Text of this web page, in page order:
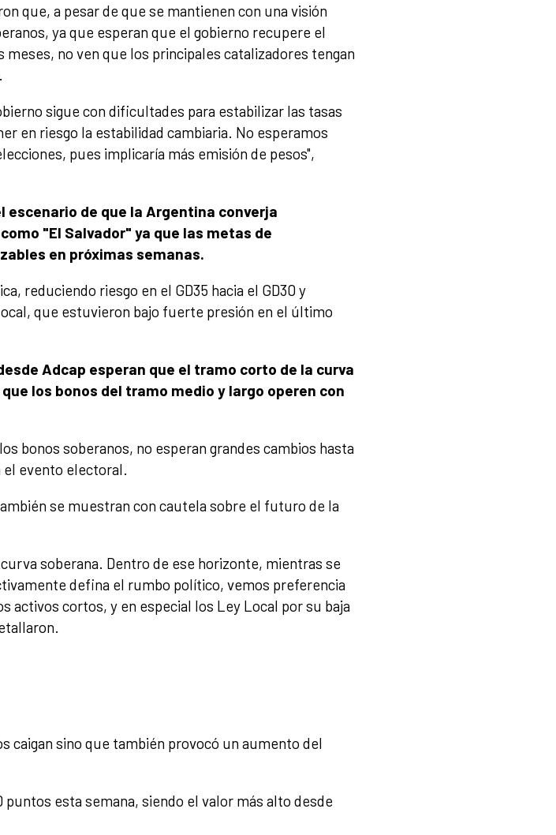
que, a pesar de que se mantienen con una visión
ya que esperan que el gobierno recupere el
no ven que los principales catalizadores tengan
sigue con dificultades para estabilizar las tasas
en riesgo la estabilidad cambiaria. No esperamos
pues implicaría más emisión de pesos",
escenario de que la Argentina converja
"El Salvador" ya que las metas de
en próximas semanas.
reduciendo riesgo en el GD35 hacia el GD30 y
que estuvieron bajo fuerte presión en el último
Adcap esperan que el tramo corto de la curva
los bonos del tramo medio y largo operen con
bonos soberanos, no esperan grandes cambios hasta
el evento electoral.
se muestran con cautela sobre el futuro de la
soberana. Dentro de ese horizonte, mientras se
defina el rumbo político, vemos preferencia
activos cortos, y en especial los Ley Local por su baja
caigan sino que también provocó un aumento del
esta semana, siendo el valor más alto desde